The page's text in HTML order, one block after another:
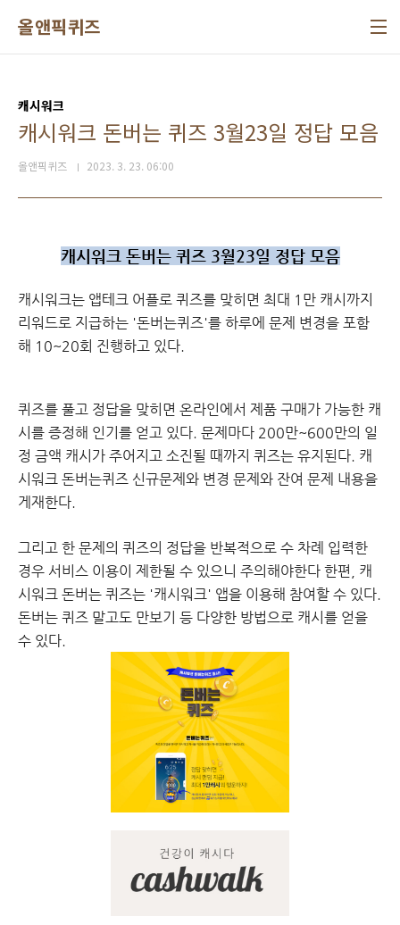
올앤픽퀴즈
캐시워크
캐시워크 돈버는 퀴즈 3월23일 정답 모음
올앤픽퀴즈 2023. 3. 23. 06:00
캐시워크 돈버는 퀴즈 3월23일 정답 모음
캐시워크는 앱테크 어플로 퀴즈를 맞히면 최대 1만 캐시까지
리워드로 지급하는 '돈버는퀴즈'를 하루에 문제 변경을 포함
해 10~20회 진행하고 있다.
퀴즈를 풀고 정답을 맞히면 온라인에서 제품 구매가 가능한 캐
시를 증정해 인기를 얻고 있다. 문제마다 200만~600만의 일
정 금액 캐시가 주어지고 소진될 때까지 퀴즈는 유지된다. 캐
시워크 돈버는퀴즈 신규문제와 변경 문제와 잔여 문제 내용을
게재한다.
그리고 한 문제의 퀴즈의 정답을 반복적으로 수 차례 입력한
경우 서비스 이용이 제한될 수 있으니 주의해야한다 한편, 캐
시워크 돈버는 퀴즈는 '캐시워크' 앱을 이용해 참여할 수 있다.
돈버는 퀴즈 말고도 만보기 등 다양한 방법으로 캐시를 얻을
수 있다.